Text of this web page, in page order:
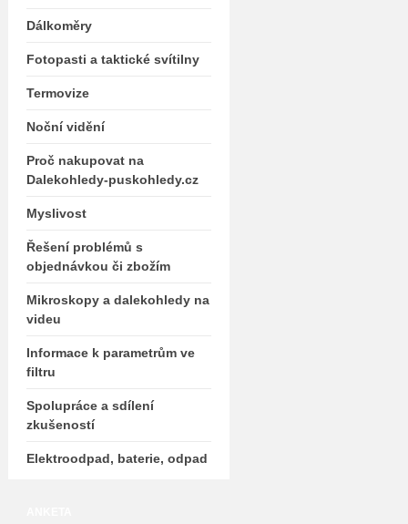
Dálkoměry
Fotopasti a taktické svítilny
Termovize
Noční vidění
Proč nakupovat na
Dalekohledy-puskohledy.cz
Myslivost
Řešení problémů s
objednávkou či zbožím
Mikroskopy a dalekohledy na
videu
Informace k parametrům ve
filtru
Spolupráce a sdílení
zkušeností
Elektroodpad, baterie, odpad